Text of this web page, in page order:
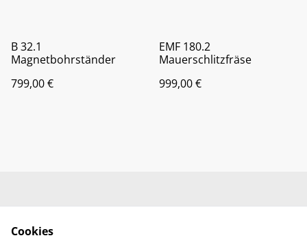
B 32.1
Magnetbohrständer
799,00 €
EMF 180.2
Mauerschlitzfräse
999,00 €
Kontaktieren Sie uns
Rechtliche
Datenschutzbestimm
Cookies